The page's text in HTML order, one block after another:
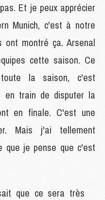
Et je peux apprécier
Munich, c'est à notre
ont montré ça. Arsenal
cette saison. Ce
la saison, c'est
en train de disputer la
en finale. C'est une
Mais j'ai tellement
que je pense que c'est
que ce sera très